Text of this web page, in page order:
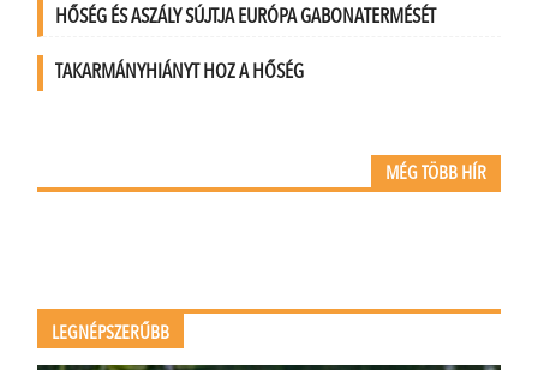
HŐSÉG ÉS ASZÁLY SÚJTJA EURÓPA GABONATERMÉSÉT
TAKARMÁNYHIÁNYT HOZ A HŐSÉG
MÉG TÖBB HÍR
LEGNÉPSZERŰBB